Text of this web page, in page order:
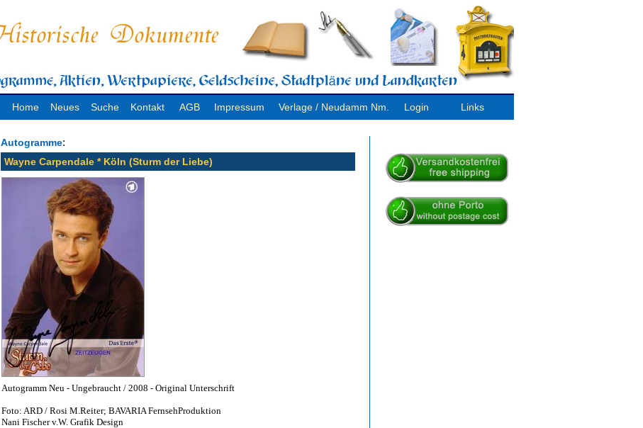
Home Neues Suche Kontakt AGB Impressum Verlage / Neudamm Nm. Login Links
Autogramme:
Wayne Carpendale * Köln (Sturm der Liebe)
Autogramm Neu - Ungebraucht / 2008 - Original Unterschrift
Foto: ARD / Rosi M.Reiter; BAVARIA FernsehProduktion
Nani Fischer v.W. Grafik Design